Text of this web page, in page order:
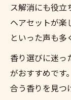
ス解消にも役立
ヘアセットが楽
といった声も多
香り選びに迷っ
がおすすめです
合う香りを見つ